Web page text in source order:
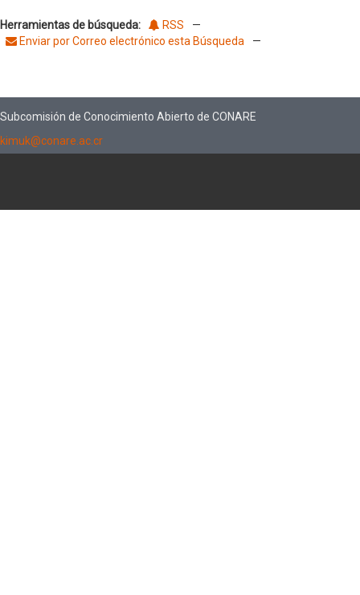
Herramientas de búsqueda: RSS
—
Enviar por Correo electrónico esta Búsqueda
—
Subcomisión de Conocimiento Abierto de CONARE
kimuk@conare.ac.cr